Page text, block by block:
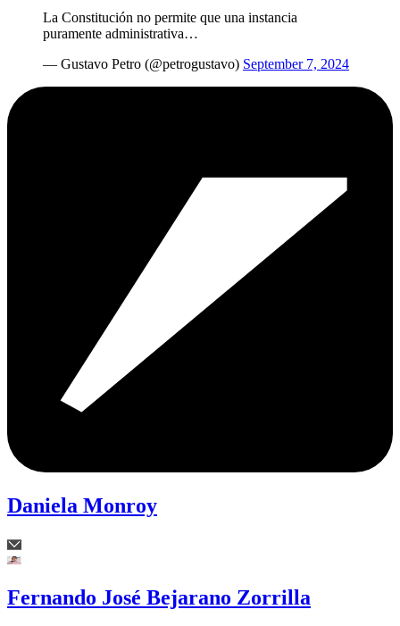
La Constitución no permite que una instancia
puramente administrativa…
— Gustavo Petro (@petrogustavo) September 7, 2024
Daniela Monroy
Fernando José Bejarano Zorrilla